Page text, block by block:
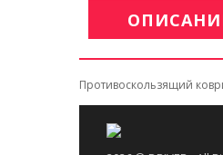
Противоскользящий